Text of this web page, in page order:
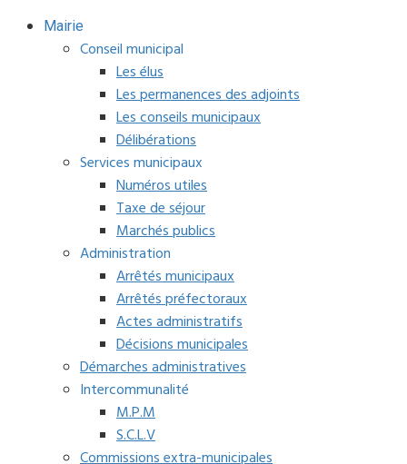
Mairie
Conseil municipal
Les élus
Les permanences des adjoints
Les conseils municipaux
Délibérations
Services municipaux
Numéros utiles
Taxe de séjour
Marchés publics
Administration
Arrêtés municipaux
Arrêtés préfectoraux
Actes administratifs
Décisions municipales
Démarches administratives
Intercommunalité
M.P.M
S.C.L.V
Commissions extra-municipales